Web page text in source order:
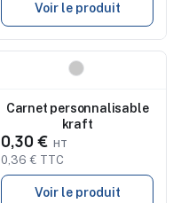
Voir le produit
Carnet personnalisable
kraft
0,30 €
0,36 € TTC
Voir le produit